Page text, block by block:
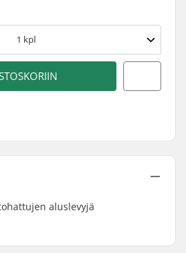
1 kpl
aluslevyjä